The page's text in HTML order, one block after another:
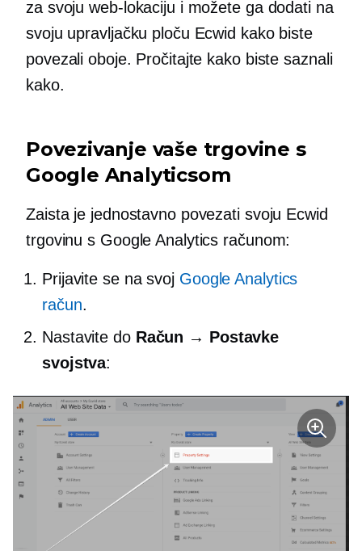
za svoju web-lokaciju i možete ga dodati na
svoju upravljačku ploču Ecwid kako biste
povezali oboje. Pročitajte kako biste saznali
kako.
Povezivanje vaše trgovine s
Google Analyticsom
Zaista je jednostavno povezati svoju Ecwid
trgovinu s Google Analytics računom:
Prijavite se na svoj Google Analytics
račun.
Nastavite do Račun → Postavke
svojstva: